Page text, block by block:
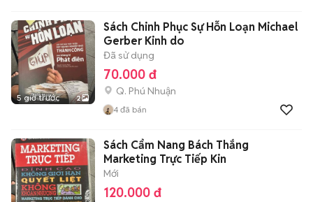
5 giờ trước 2
Sách Chinh Phục Sự Hỗn Loạn Michael
Gerber Kinh do
Đã sử dụng
70.000 đ
Q. Phú Nhuận
4 đã bán
Sách Cẩm Nang Bách Thắng
Marketing Trực Tiếp Kin
Mới
120.000 đ